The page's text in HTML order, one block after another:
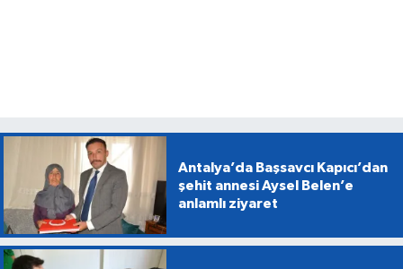
Antalya’da Başsavcı Kapıcı’dan
şehit annesi Aysel Belen’e
anlamlı ziyaret